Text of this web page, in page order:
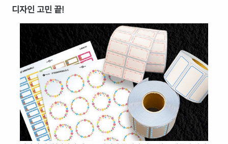
디자인 고민 끝!